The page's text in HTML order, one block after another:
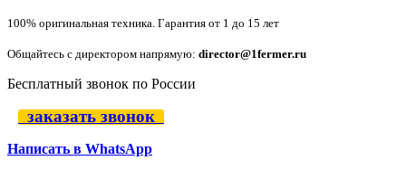
100% оригинальная техника. Гарантия от 1 до 15 лет
Общайтесь с директором напрямую: director@1fermer.ru
Бесплатный звонок по России
заказать звонок
Написать в WhatsApp